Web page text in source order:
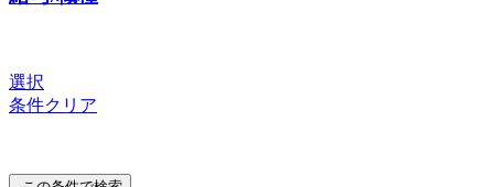
選択
条件クリア